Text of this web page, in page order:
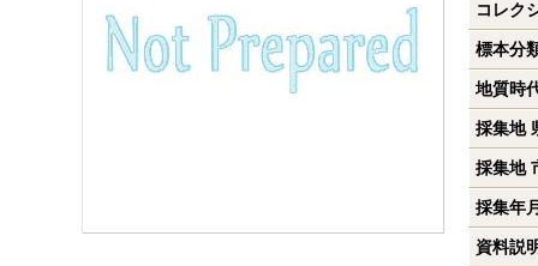
コレク
標本分
地質時
採集地
採集地
採集年
資料説